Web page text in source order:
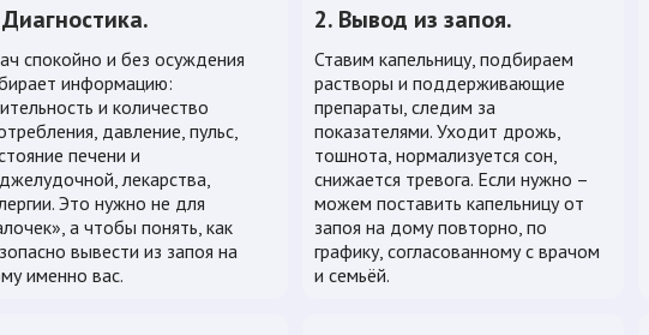
спокойно и без осуждения
информацию:
и количество
давление, пульс,
печени и
лекарства,
Это нужно не для
а чтобы понять, как
вывести из запоя на
именно вас.
2. Вывод из запоя.
Ставим капельницу, подбираем
растворы и поддерживающие
препараты, следим за
показателями. Уходит дрожь,
тошнота, нормализуется сон,
снижается тревога. Если нужно –
можем поставить капельницу от
запоя на дому повторно, по
графику, согласованному с врачом
и семьёй.